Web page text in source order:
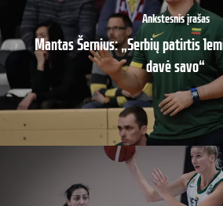
Ankstesnis įrašas
Mantas Šernius: „Serbių patirtis
davė savo“